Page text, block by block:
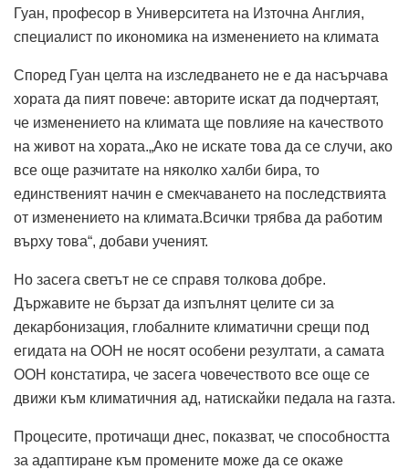
Гуан, професор в Университета на Източна Англия,
специалист по икономика на изменението на климата
Според Гуан целта на изследването не е да насърчава
хората да пият повече: авторите искат да подчертаят,
че изменението на климата ще повлияе на качеството
на живот на хората.„Ако не искате това да се случи, ако
все още разчитате на няколко халби бира, то
единственият начин е смекчаването на последствията
от изменението на климата.Всички трябва да работим
върху това“, добави ученият.
Но засега светът не се справя толкова добре.
Държавите не бързат да изпълнят целите си за
декарбонизация, глобалните климатични срещи под
егидата на ООН не носят особени резултати, а самата
ООН констатира, че засега човечеството все още се
движи към климатичния ад, натискайки педала на газта.
Процесите, протичащи днес, показват, че способността
за адаптиране към промените може да се окаже